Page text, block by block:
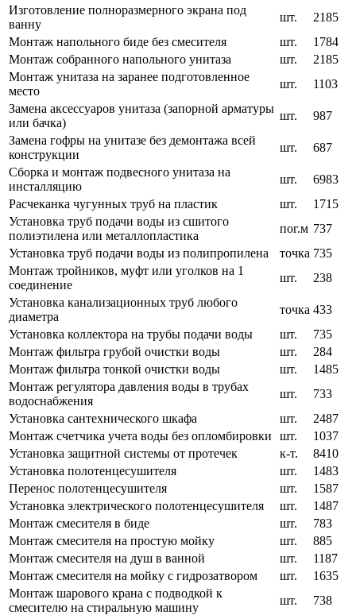
Изготовление полноразмерного экрана под
ванну
шт.
2185
Монтаж напольного биде без смесителя
шт.
1784
Монтаж собранного напольного унитаза
шт.
2185
Монтаж унитаза на заранее подготовленное
место
шт.
1103
Замена аксессуаров унитаза (запорной арматуры
или бачка)
шт.
987
Замена гофры на унитазе без демонтажа всей
конструкции
шт.
687
Сборка и монтаж подвесного унитаза на
инсталляцию
шт.
6983
Расчеканка чугунных труб на пластик
шт.
1715
Установка труб подачи воды из сшитого
полиэтилена или металлопластика
пог.м 737
Установка труб подачи воды из полипропилена
точка 735
Монтаж тройников, муфт или уголков на 1
соединение
шт.
238
Установка канализационных труб любого
диаметра
точка 433
Установка коллектора на трубы подачи воды
шт.
735
Монтаж фильтра грубой очистки воды
шт.
284
Монтаж фильтра тонкой очистки воды
шт.
1485
Монтаж регулятора давления воды в трубах
водоснабжения
шт.
733
Установка сантехнического шкафа
шт.
2487
Монтаж счетчика учета воды без опломбировки
шт.
1037
Установка защитной системы от протечек
к-т.
8410
Установка полотенцесушителя
шт.
1483
Перенос полотенцесушителя
шт.
1587
Установка электрического полотенцесушителя
шт.
1487
Монтаж смесителя в биде
шт.
783
Монтаж смесителя на простую мойку
шт.
885
Монтаж смесителя на душ в ванной
шт.
1187
Монтаж смесителя на мойку с гидрозатвором
шт.
1635
Монтаж шарового крана с подводкой к
смесителю на стиральную машину
шт.
738